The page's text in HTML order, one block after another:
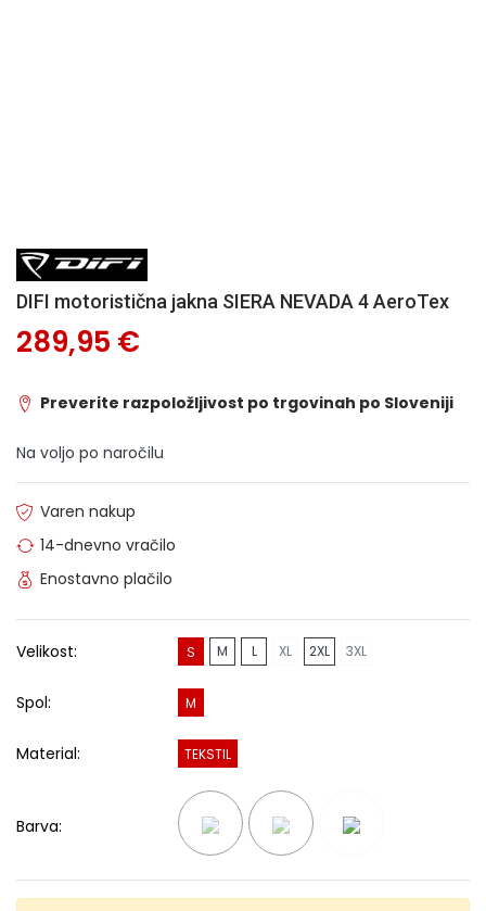
DIFI motoristična jakna SIERA NEVADA 4 AeroTex
289,95 €
Preverite razpoložljivost po trgovinah po Sloveniji
Na voljo po naročilu
Varen nakup
14-dnevno vračilo
Enostavno plačilo
Velikost: S M L XL 2XL 3XL
Spol: M
Material: TEKSTIL
Barva: